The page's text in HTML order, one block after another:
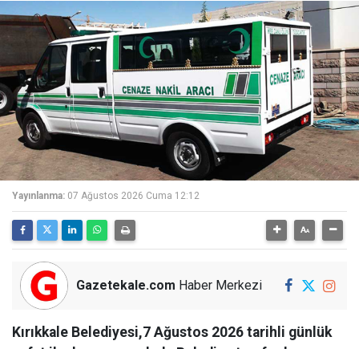
Yayınlanma: 07 Ağustos 2026 Cuma 12:12
Gazetekale.com Haber Merkezi
Kırıkkale Belediyesi,7 Ağustos 2026 tarihli günlük